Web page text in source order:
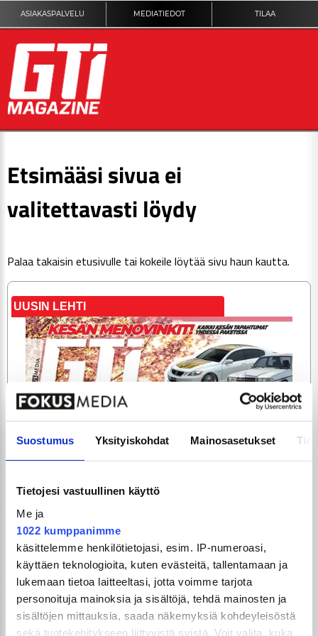
Suostumus Yksityiskohdat Mainosasetukset
Tietojesi vastuullinen käyttö
Me ja
1022 kumppanimme
käsittelemme henkilötietojasi, esim. IP-numeroasi,
käyttäen teknologioita, kuten evästeitä, tallentamaan ja
lukemaan tietoa laitteeltasi, jotta voimme tarjota
personoituja mainoksia ja sisältöjä, tehdä mainosten ja
sisältöjen mittauksia, saada näkemyksiä kohdeyleisöstä
sekä tuotekehitykseen liittyvistä syistä. Voit valita, kuka
ASIAKASPALVELU MEDIATIEDOT TILAA
KILPAILUT
TEKNIIKKA
ARTIKKELIT
TILAA
Etsimääsi sivua ei
valitettavasti löydy
Palaa takaisin etusivulle tai kokeile löytää sivu haun kautta.
UUSIN LEHTI
GTi-Magazinen numero 5 / 2026 julkaistaan
3.6.2026!
UUSIMMAT